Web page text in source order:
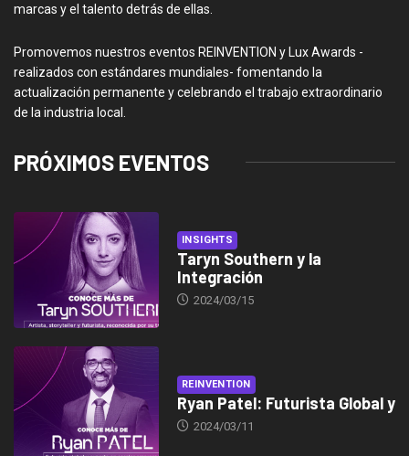
marcas y el talento detrás de ellas.
Promovemos nuestros eventos REINVENTION y Lux Awards -
realizados con estándares mundiales- fomentando la
actualización permanente y celebrando el trabajo extraordinario
de la industria local.
PRÓXIMOS EVENTOS
INSIGHTS
Taryn Southern y la
Integración
2024/03/15
REINVENTION
Ryan Patel: Futurista Global y
2024/03/11